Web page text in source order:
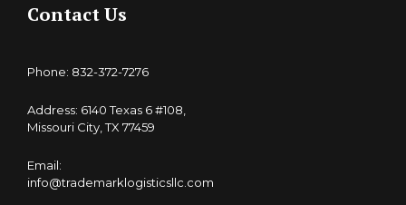
Contact Us
Phone: 832-372-7276
Address: 6140 Texas 6 #108,
Missouri City, TX 77459
Email:
info@trademarklogisticsllc.com